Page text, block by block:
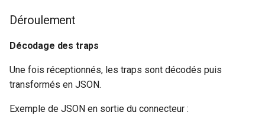
Déroulement
Décodage des traps
Une fois réceptionnés, les traps sont décodés puis
transformés en JSON.
Exemple de JSON en sortie du connecteur :